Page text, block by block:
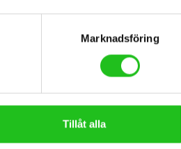
Marknadsföring
Tillåt alla